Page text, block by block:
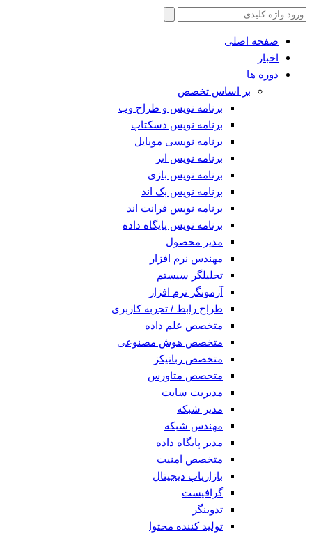
جستجو
صفحه اصلی
اخبار
دوره ها
بر اساس تخصص
برنامه نویس و طراح وب
برنامه نویس دسکتاپ
برنامه نویسی موبایل
برنامه نویس ابر
برنامه نویس بازی
برنامه نویس بک اند
برنامه نویس فرانت اند
برنامه نویس پایگاه داده
مدیر محصول
مهندس نرم افزار
تحلیلگر سیستم
آزمونگر نرم افزار
طراح رابط / تجربه کاربری
متخصص علم داده
متخصص هوش مصنوعی
متخصص رباتیکز
متخصص متاورس
مدیریت سایت
مدیر شبکه
مهندس شبکه
مدیر پایگاه داده
متخصص امنیت
بازاریاب دیجیتال
گرافیست
تدوینگر
تولید کننده محتوا